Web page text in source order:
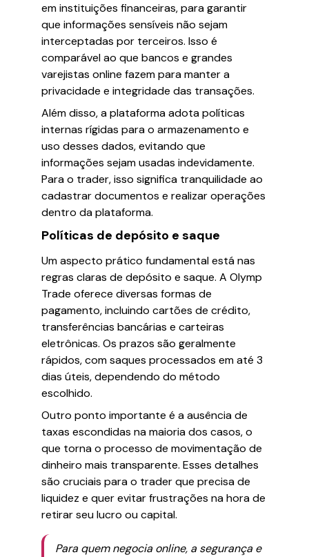
em instituições financeiras, para garantir
que informações sensíveis não sejam
interceptadas por terceiros. Isso é
comparável ao que bancos e grandes
varejistas online fazem para manter a
privacidade e integridade das transações.
Além disso, a plataforma adota políticas
internas rígidas para o armazenamento e
uso desses dados, evitando que
informações sejam usadas indevidamente.
Para o trader, isso significa tranquilidade ao
cadastrar documentos e realizar operações
dentro da plataforma.
Políticas de depósito e saque
Um aspecto prático fundamental está nas
regras claras de depósito e saque. A Olymp
Trade oferece diversas formas de
pagamento, incluindo cartões de crédito,
transferências bancárias e carteiras
eletrônicas. Os prazos são geralmente
rápidos, com saques processados em até 3
dias úteis, dependendo do método
escolhido.
Outro ponto importante é a ausência de
taxas escondidas na maioria dos casos, o
que torna o processo de movimentação de
dinheiro mais transparente. Esses detalhes
são cruciais para o trader que precisa de
liquidez e quer evitar frustrações na hora de
retirar seu lucro ou capital.
Para quem negocia online, a segurança e